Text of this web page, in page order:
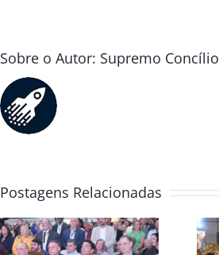
Sobre o Autor: Supremo Concílio
Postagens Relacionadas